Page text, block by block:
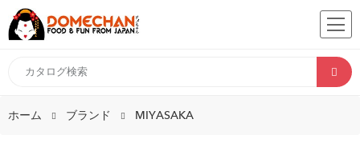
ホーム ブランド MIYASAKA